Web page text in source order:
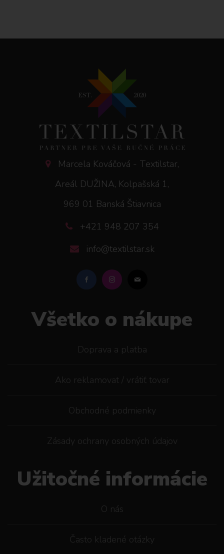
Marcela Kováčová - Textilstar,
Areál DUŽINA, Kolpašská 1,
969 01 Banská Štiavnica
+421 948 207 354
info@textilstar.sk
Všetko o nákupe
Doprava a platba
Ako reklamovat / vrátiť tovar
Obchodné podmienky
Zásady ochrany osobných údajov
Užitočné informácie
O nás
Často kladené otázky